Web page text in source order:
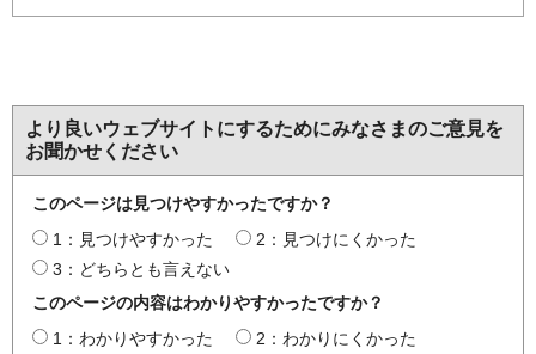
より良いウェブサイトにするためにみなさまのご意見を
お聞かせください
このページは見つけやすかったですか？
1：見つけやすかった
2：見つけにくかった
3：どちらとも言えない
このページの内容はわかりやすかったですか？
1：わかりやすかった
2：わかりにくかった